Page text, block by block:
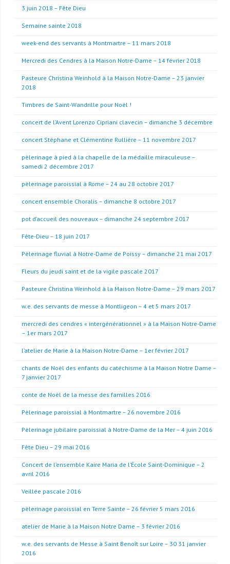
3 juin 2018 – Fête Dieu
Semaine sainte 2018
week-end des servants à Montmartre – 11 mars 2018
Mercredi des Cendres à la Maison Notre-Dame – 14 février 2018
Pasteure Christina Weinhold à la Maison Notre-Dame – 23 janvier
2018
Timbres de Saint-Wandrille pour Noël !
concert de l’Avent Lorenzo Cipriani clavecin – dimanche 3 décembre
concert Stéphane et Clémentine Rullière – 11 novembre 2017
pèlerinage à pied à la chapelle de la médaille miraculeuse –
samedi 2 décembre 2017
pèlerinage paroissial à Rome – 24 au 28 octobre 2017
concert ensemble Choralis – dimanche 8 octobre 2017
pot d’accueil des nouveaux – dimanche 24 septembre 2017
Fête-Dieu – 18 juin 2017
Pèlerinage fluvial à Notre-Dame de Poissy – dimanche 21 mai 2017
Fleurs du jeudi saint et de la vigile pascale 2017
Pasteure Christina Weinhold à la Maison Notre-Dame – 29 mars 2017
w.e. des servants de messe à Montligeon – 4 et 5 mars 2017
mercredi des cendres « intergénérationnel » à la Maison Notre-Dame
– 1er mars 2017
l’atelier de Marie à la Maison Notre-Dame – 1er février 2017
chants de Noël des enfants du catéchisme à la Maison Notre Dame –
7 janvier 2017
conte de Noël de la messe des familles 2016
Pèlerinage paroissial à Montmartre – 26 novembre 2016
Pèlerinage jubilaire paroissial à Notre-Dame de la Mer – 4 juin 2016
Fête Dieu – 29 mai 2016
Concert de l’ensemble Kaire Maria de l’École Saint-Dominique – 2
avril 2016
Veillée pascale 2016
pèlerinage paroissial en Terre Sainte – 26 février 5 mars 2016
atelier de Marie à la Maison Notre Dame – 3 février 2016
w.e. des servants de Messe à Saint Benoît sur Loire – 30 31 janvier
2016